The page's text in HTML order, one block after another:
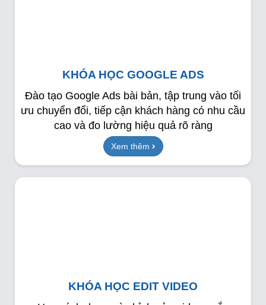
KHÓA HỌC GOOGLE ADS
Đào tạo Google Ads bài bản, tập trung vào tối
ưu chuyển đổi, tiếp cận khách hàng có nhu cầu
cao và đo lường hiệu quả rõ ràng
Xem thêm
KHÓA HỌC EDIT VIDEO